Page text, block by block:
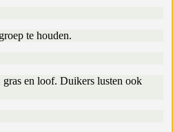
te houden.
gras en loof. Duikers lusten ook